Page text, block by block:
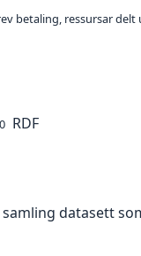
betaling, ressursar
0 RDF
samling datasett